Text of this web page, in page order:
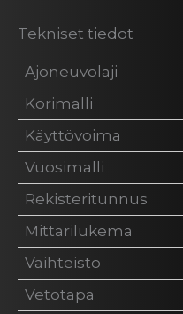
Tekniset tiedot
Ajoneuvolaji
Korimalli
Käyttövoima
Vuosimalli
Rekisteritunnus
Mittarilukema
Vaihteisto
Vetotapa